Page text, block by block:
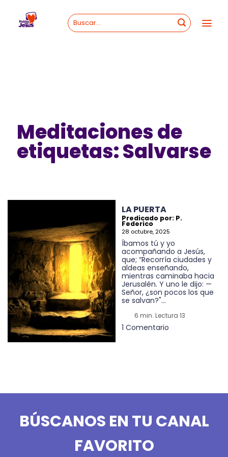
content
Meditaciones de
etiquetas: Salvarse
LA PUERTA
Predicado por: P.
Federico
28 octubre, 2025
Íbamos tú y yo
acompañando a Jesús,
que; “Recorría ciudades y
aldeas enseñando,
mientras caminaba hacia
Jerusalén. Y uno le dijo: —
Señor, ¿son pocos los que
se salvan?"...
6 min. Lectura 13
1 Comentario
BÚSCANOS EN TU CANAL
FAVORITO